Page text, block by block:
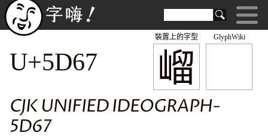
GlyphWiki
嵧
裝置上的字型
U+5D67
CJK UNIFIED IDEOGRAPH-
5D67